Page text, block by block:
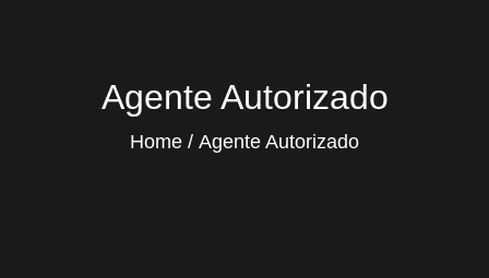
Agente Autorizado
Home Agente Autorizado